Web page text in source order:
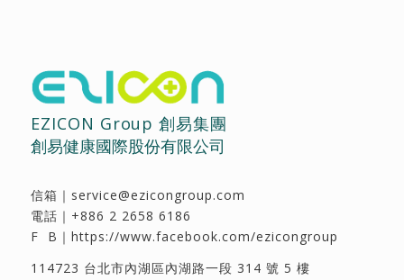
EZICON Group 創易集團
創易健康國際股份有限公司
信箱｜ service@ezicongroup.com
電話｜ +886 2 2658 6186
F B｜ https://www.facebook.com/ezicongroup
114723 台北市內湖區內湖路一段 314 號 5 樓